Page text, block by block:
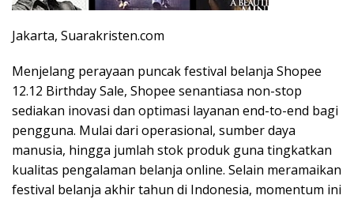
Jakarta, Suarakristen.com
Menjelang perayaan puncak festival belanja Shopee
12.12 Birthday Sale, Shopee senantiasa non-stop
sediakan inovasi dan optimasi layanan end-to-end bagi
pengguna. Mulai dari operasional, sumber daya
manusia, hingga jumlah stok produk guna tingkatkan
kualitas pengalaman belanja online. Selain meramaikan
festival belanja akhir tahun di Indonesia, momentum ini